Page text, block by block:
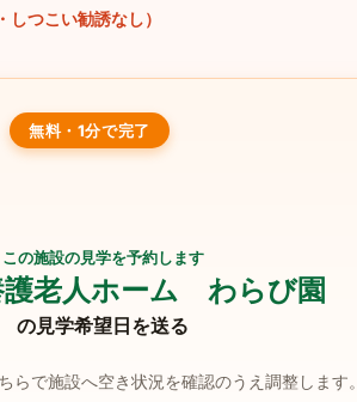
つこい勧誘なし）
無料・1分で完了
この施設の見学を予約します
護老人ホーム わらび園
の見学希望日を送る
らで施設へ空き状況を確認のうえ調整します